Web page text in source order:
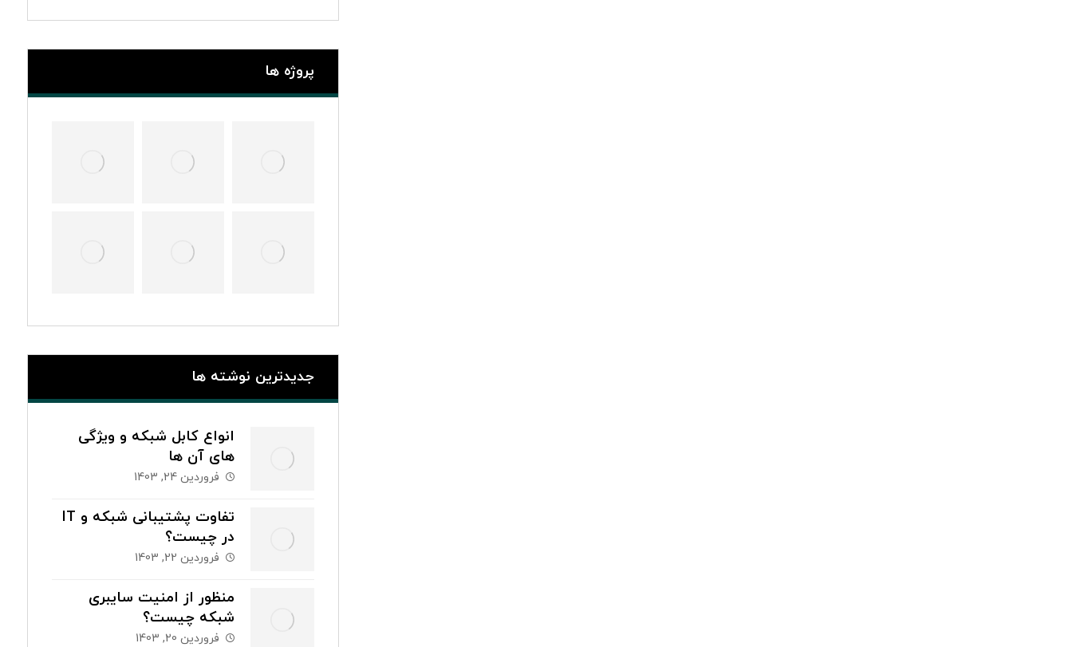
پروژه ها
جدیدترین نوشته ها
انواع کابل شبکه و ویژگی
های آن ها
فروردین 24, 1403
تفاوت پشتیبانی شبکه و IT
در چیست؟
فروردین 22, 1403
منظور از امنیت سایبری
شبکه چیست؟
فروردین 20, 1403